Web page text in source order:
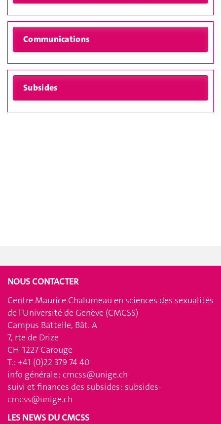
NOUS CONTACTER
Centre Maurice Chalumeau en sciences des sexualités
de l'Université de Genève (CMCSS)
Campus Battelle, Bât. A
7, rte de Drize
CH-1227 Carouge
T.: +41 (0)22 379 74 40
info générale : cmcss@unige.ch
suivi et finances des subsides : subsides-
cmcss@unige.ch
LES NEWS DU CMCSS